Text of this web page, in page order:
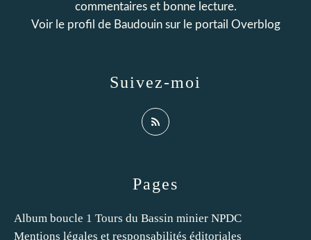
Pages
Album boucle 1 Tours du Bassin minier NPDC
Mentions légales et responsabilités éditoriales
Suivez-moi
commentaires et bonne lecture.
Voir le profil de Baudouinsur le portail Overblog